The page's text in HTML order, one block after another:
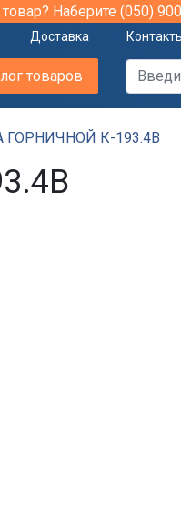
Наберите (050)
Доставка
товаров
ГОРНИЧНОЙ К-193.4В